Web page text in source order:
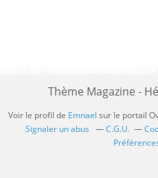
Thème Magazine -
Voir le profil de Emnael sur le portail
Signaler un abus
C.G.U.